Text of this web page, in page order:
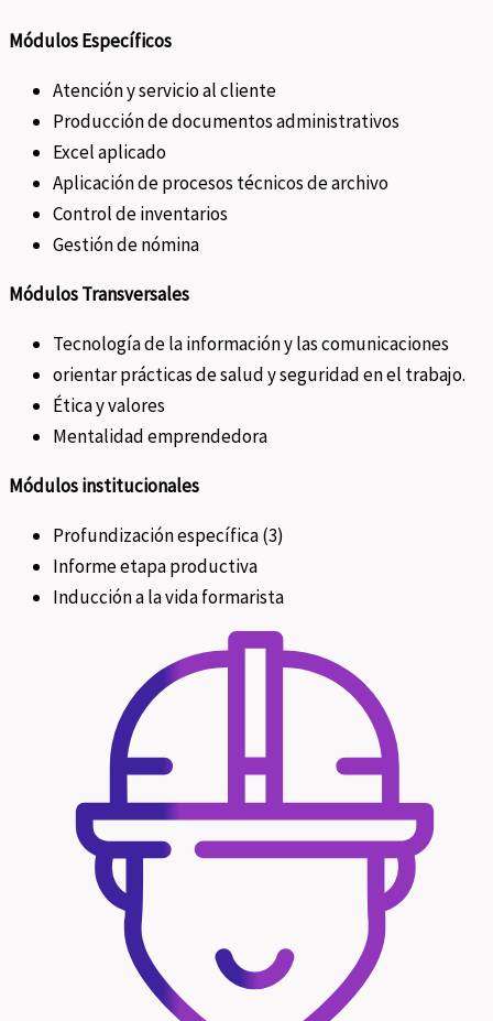
Módulos Específicos
Atención y servicio al cliente
Producción de documentos administrativos
Excel aplicado
Aplicación de procesos técnicos de archivo
Control de inventarios
Gestión de nómina
Módulos Transversales
Tecnología de la información y las comunicaciones
orientar prácticas de salud y seguridad en el trabajo.
Ética y valores
Mentalidad emprendedora
Módulos institucionales
Profundización específica (3)
Informe etapa productiva
Inducción a la vida formarista